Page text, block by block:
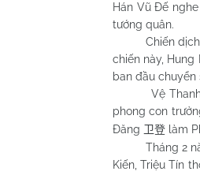
Hán Vũ Đế
tướng quân.
Chiến dịch
chiến này,
ban đầu
Vệ Thanh sau
phong con
Đăng
卫登 làm
Tháng 2 năm
Kiến, Triệu Tín